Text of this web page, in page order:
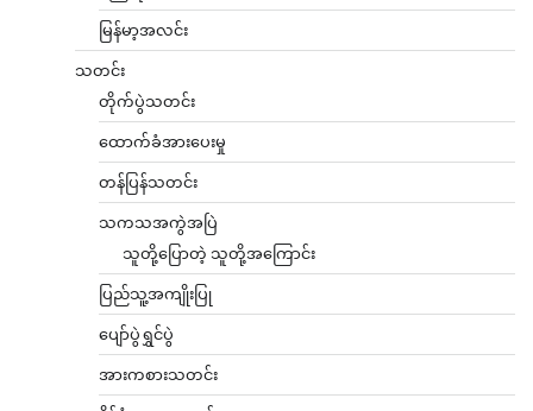
မြန်မာ့အလင်း
သတင်း
တိုက်ပွဲသတင်း
ထောက်ခံအားပေးမှု
တန်ပြန်သတင်း
သကသအကွဲအပြဲ
သူတို့ပြောတဲ့ သူတို့အကြောင်း
ပြည်သူ့အကျိုးပြု
ပျော်ပွဲရွှင်ပွဲ
အားကစားသတင်း